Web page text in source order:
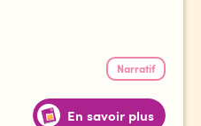
Narratif
En savoir plus